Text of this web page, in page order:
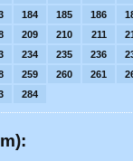
184 185 186
209 210 211
234 235 236
259 260 261
284